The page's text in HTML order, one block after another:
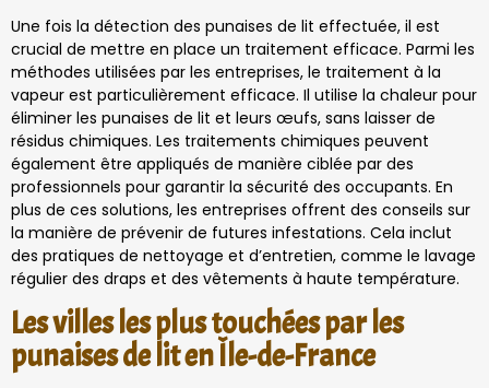
Une fois la détection des punaises de lit effectuée, il est
crucial de mettre en place un traitement efficace. Parmi les
méthodes utilisées par les entreprises, le traitement à la
vapeur est particulièrement efficace. Il utilise la chaleur pour
éliminer les punaises de lit et leurs œufs, sans laisser de
résidus chimiques. Les traitements chimiques peuvent
également être appliqués de manière ciblée par des
professionnels pour garantir la sécurité des occupants. En
plus de ces solutions, les entreprises offrent des conseils sur
la manière de prévenir de futures infestations. Cela inclut
des pratiques de nettoyage et d’entretien, comme le lavage
régulier des draps et des vêtements à haute température.
Les villes les plus touchées par les
punaises de lit en Île-de-France